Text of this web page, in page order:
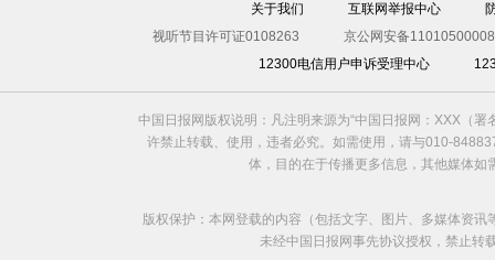
关于我们 互联网举报中心
视听节目许可证0108263
京公网安备
12300电信用户申诉受理中心
中国日报网版权说明：凡注明来源为“中国日报网：XXX（
许禁止转载、使用，违者必究。如需使用，请与010-
体，目的在于传播更多信息，其他媒体
版权保护：本网登载的内容（包括文字、图片、多媒体资
未经中国日报网事先协议授权，禁止转